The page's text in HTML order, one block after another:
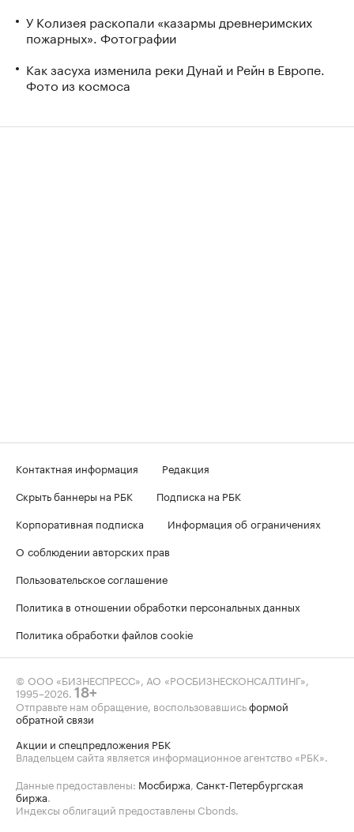
У Колизея раскопали «казармы древнеримских
пожарных». Фотографии
Как засуха изменила реки Дунай и Рейн в Европе.
Фото из космоса
Контактная информация
Редакция
Скрыть баннеры на РБК
Подписка на РБК
Корпоративная подписка
Информация об ограничениях
О соблюдении авторских прав
Пользовательское соглашение
Политика в отношении обработки персональных данных
Политика обработки файлов cookie
© ООО «БИЗНЕСПРЕСС», АО «РОСБИЗНЕСКОНСАЛТИНГ»,
1995–2026 18+
Отправьте нам обращение, воспользовавшисьформой
обратной связи
Акции и спецпредложения РБК
Владельцем сайта является информационное агентство «РБК».
Данные предоставлены: Мосбиржа Санкт-Петербургская
биржа
Индексы облигаций предоставлены Cbonds.